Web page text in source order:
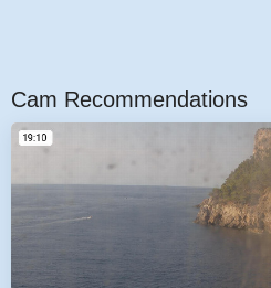
Cam Recommendations